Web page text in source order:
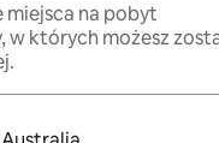
miejsca na pobyt
w których możesz
możesz